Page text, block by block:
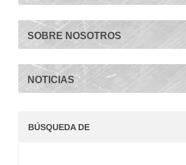
SOBRE NOSOTROS
NOTICIAS
BÚSQUEDA DE